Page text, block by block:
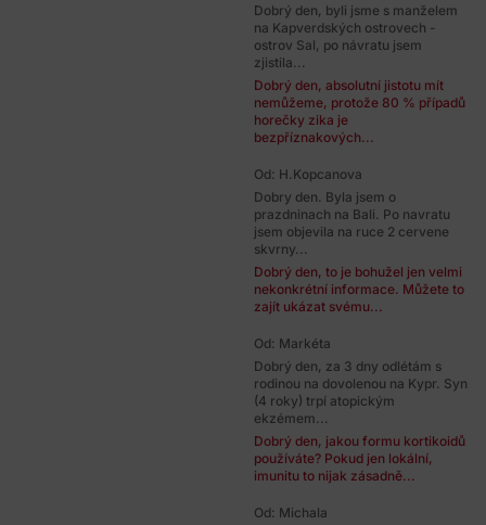
Dobrý den, byli jsme s manželem
na Kapverdských ostrovech -
ostrov Sal, po návratu jsem
zjistila...
Dobrý den, absolutní jistotu mít
nemůžeme, protože 80 % případů
horečky zika je
bezpříznakových...
Od: H.Kopcanova
Dobry den. Byla jsem o
prazdninach na Bali. Po navratu
jsem objevila na ruce 2 cervene
skvrny...
Dobrý den, to je bohužel jen velmi
nekonkrétní informace. Můžete to
zajít ukázat svému...
Od: Markéta
Dobrý den, za 3 dny odlétám s
rodinou na dovolenou na Kypr. Syn
(4 roky) trpí atopickým
ekzémem...
Dobrý den, jakou formu kortikoidů
používáte? Pokud jen lokální,
imunitu to nijak zásadně...
Od: Michala